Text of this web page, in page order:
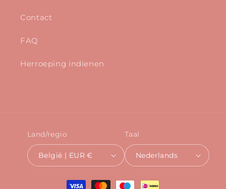
Contact
FAQ
Herroeping indienen
Land/regio
België | EUR €
Taal
Nederlands
Betaalmethoden